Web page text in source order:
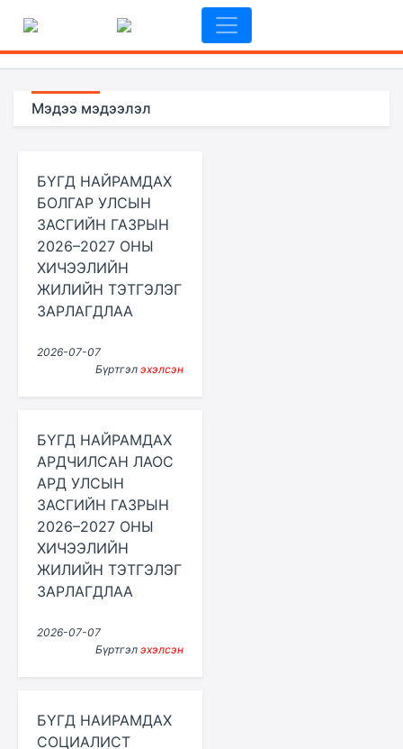
Мэдээ мэдээлэл
БҮГД НАЙРАМДАХ
БОЛГАР УЛСЫН
ЗАСГИЙН ГАЗРЫН
2026–2027 ОНЫ
ХИЧЭЭЛИЙН
ЖИЛИЙН ТЭТГЭЛЭГ
ЗАРЛАГДЛАА
2026-07-07
Бүртгэл эхэлсэн
БҮГД НАЙРАМДАХ
АРДЧИЛСАН ЛАОС
АРД УЛСЫН
ЗАСГИЙН ГАЗРЫН
2026–2027 ОНЫ
ХИЧЭЭЛИЙН
ЖИЛИЙН ТЭТГЭЛЭГ
ЗАРЛАГДЛАА
2026-07-07
Бүртгэл эхэлсэн
БҮГД НАИРАМДАХ
СОЦИАЛИСТ